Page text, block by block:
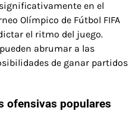
en el
Olímpico de Fútbol FIFA
el ritmo del juego.
abrumar a las
de ganar partidos
ofensivas populares